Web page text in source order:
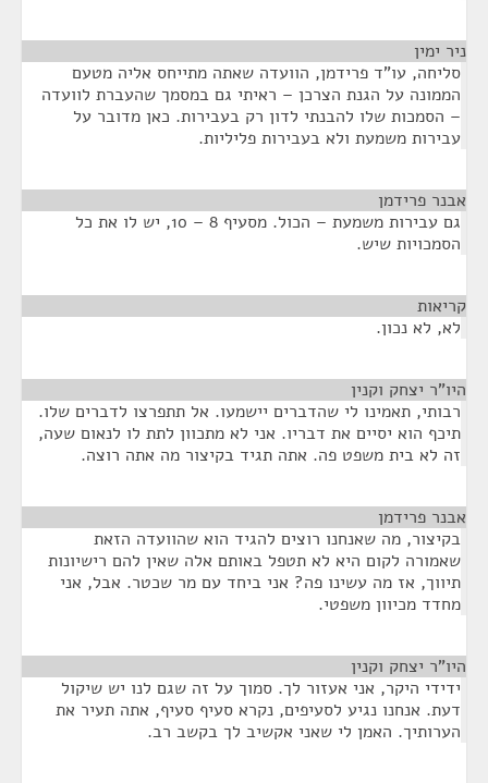
ניר ימין
סליחה, עו"ד פרידמן, הוועדה שאתה מתייחס אליה מטעם
הממונה על הגנת הצרכן – ראיתי גם במסמך שהעברת לוועדה
– הסמכות שלו להבנתי לדון רק בעבירות. כאן מדובר על
עבירות משמעת ולא בעבירות פליליות.
אבנר פרידמן
גם עבירות משמעת – הכול. מסעיף 8 – 10, יש לו את כל
הסמכויות שיש.
קריאות
לא, לא נכון.
היו"ר יצחק וקנין
רבותי, תאמינו לי שהדברים יישמעו. אל תתפרצו לדברים שלו.
תיכף הוא יסיים את דבריו. אני לא מתכוון לתת לו לנאום שעה,
זה לא בית משפט פה. אתה תגיד בקיצור מה אתה רוצה.
אבנר פרידמן
בקיצור, מה שאנחנו רוצים להגיד הוא שהוועדה הזאת
שאמורה לקום היא לא תטפל באותם אלה שאין להם רישיונות
תיווך, אז מה עשינו פה? אני ביחד עם מר שכטר. אבל, אני
מחדד מכיוון משפטי.
היו"ר יצחק וקנין
ידידי היקר, אני אעזור לך. סמוך על זה שגם לנו יש שיקול
דעת. אנחנו נגיע לסעיפים, נקרא סעיף סעיף, אתה תעיר את
הערותיך. האמן לי שאני אקשיב לך בקשב רב.